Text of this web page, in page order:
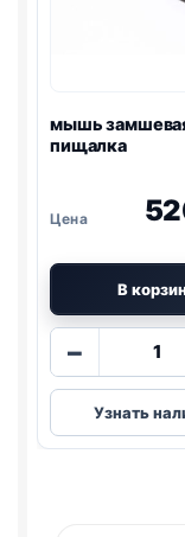
мышь
пищалка
В
−
Узнать